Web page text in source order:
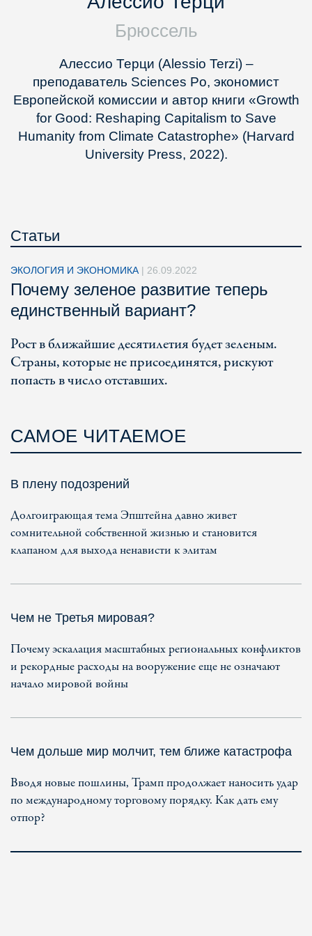
Брюссель
Алессио Терци (Alessio Terzi) –
преподаватель Sciences Po, экономист
Европейской комиссии и автор книги «Growth
for Good: Reshaping Capitalism to Save
Humanity from Climate Catastrophe» (Harvard
University Press, 2022).
Статьи
ЭКОЛОГИЯ И ЭКОНОМИКА | 26.09.2022
Почему зеленое развитие теперь
единственный вариант?
Рост в ближайшие десятилетия будет зеленым.
Страны, которые не присоединятся, рискуют
попасть в число отставших.
САМОЕ ЧИТАЕМОЕ
В плену подозрений
Долгоиграющая тема Эпштейна давно живет
сомнительной собственной жизнью и становится
клапаном для выхода ненависти к элитам
Чем не Третья мировая?
Почему эскалация масштабных региональных конфликтов
и рекордные расходы на вооружение еще не означают
начало мировой войны
Чем дольше мир молчит, тем ближе катастрофа
Вводя новые пошлины, Трамп продолжает наносить удар
по международному торговому порядку. Как дать ему
отпор?